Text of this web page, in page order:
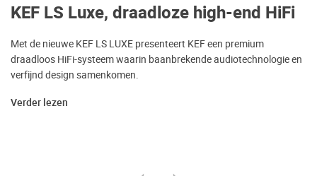
KEF LS Luxe, draadloze high-end HiFi
Met de nieuwe KEF LS LUXE presenteert KEF een premium
draadloos HiFi-systeem waarin baanbrekende audiotechnologie en
verfijnd design samenkomen.
Verder lezen